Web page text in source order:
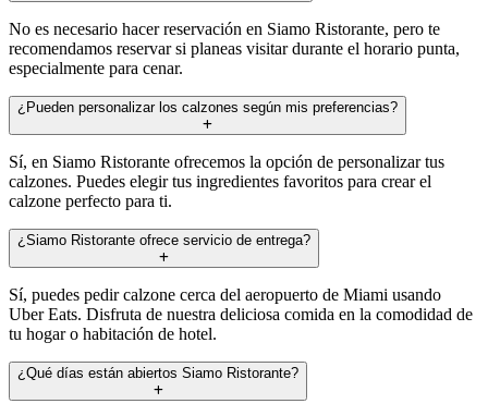
No es necesario hacer reservación en Siamo Ristorante, pero te
recomendamos reservar si planeas visitar durante el horario punta,
especialmente para cenar.
¿Pueden personalizar los calzones según mis preferencias?
Sí, en Siamo Ristorante ofrecemos la opción de personalizar tus
calzones. Puedes elegir tus ingredientes favoritos para crear el
calzone perfecto para ti.
¿Siamo Ristorante ofrece servicio de entrega?
Sí, puedes pedir calzone cerca del aeropuerto de Miami usando
Uber Eats. Disfruta de nuestra deliciosa comida en la comodidad de
tu hogar o habitación de hotel.
¿Qué días están abiertos Siamo Ristorante?